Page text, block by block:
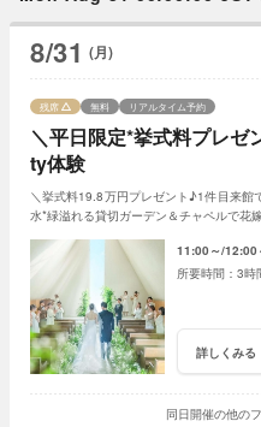
8/31 (月)
＼平日限定*挙式料プレ
ty体験
残席 無料 リアルタイム予約
＼挙式料19.8万円プレゼント♪1件目来館
水*緑溢れる貸切ガーデン＆チャペルで花
11:00～ 12:00
3時
詳しくみる
同日開催の他の